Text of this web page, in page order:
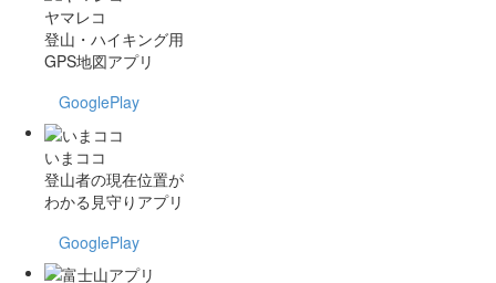
ヤマレコ
登山・ハイキング用
GPS地図アプリ
GooglePlay
いまココ
登山者の現在位置が
わかる見守りアプリ
GooglePlay